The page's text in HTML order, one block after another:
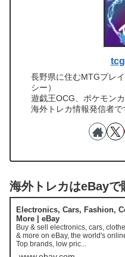
長野県に住むMTGプレ
シー）
遊戯王OCG、ポケモン
海外トレカ情報発信者で
海外トレカはeBayで
Electronics, Cars, Fashion,
More | eBay
Buy & sell electronics, cars,
& more on eBay, the world's
Top brands, low pric...